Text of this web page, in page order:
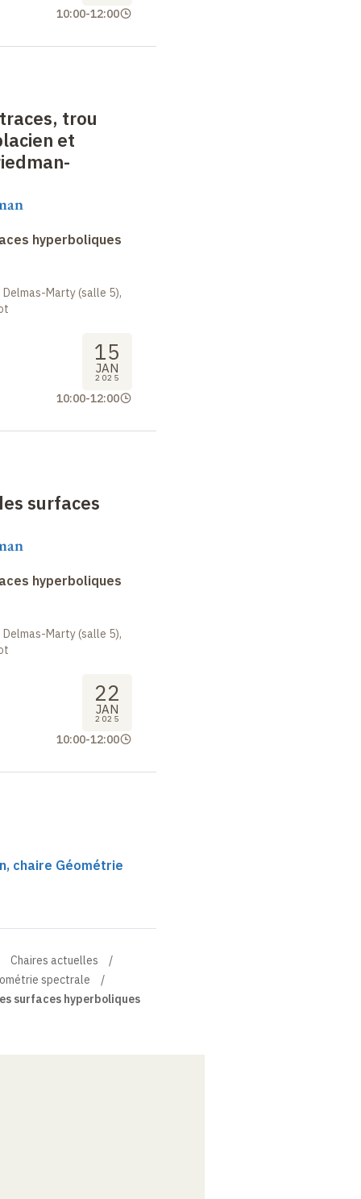
10:00-12:00
trou
et
hyperboliques
Marty (salle 5),
15
JAN
2025
10:00-12:00
surfaces
hyperboliques
Marty (salle 5),
22
JAN
2025
10:00-12:00
chaire Géométrie
Chaires actuelles
spectrale
surfaces hyperboliques